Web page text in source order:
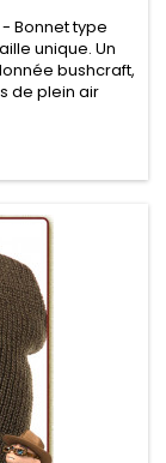
Bonnet type
unique. Un
bushcraft,
de plein air